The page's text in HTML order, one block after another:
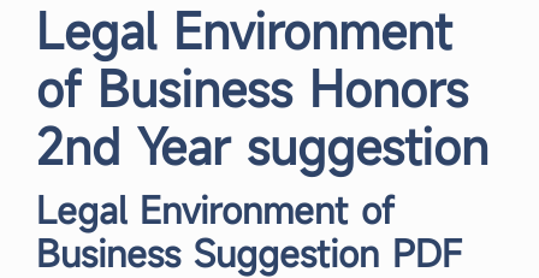
Legal Environment
of Business Honors
2nd Year suggestion
Legal Environment of
Business Suggestion PDF